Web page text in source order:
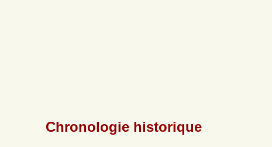
Chronologie historique